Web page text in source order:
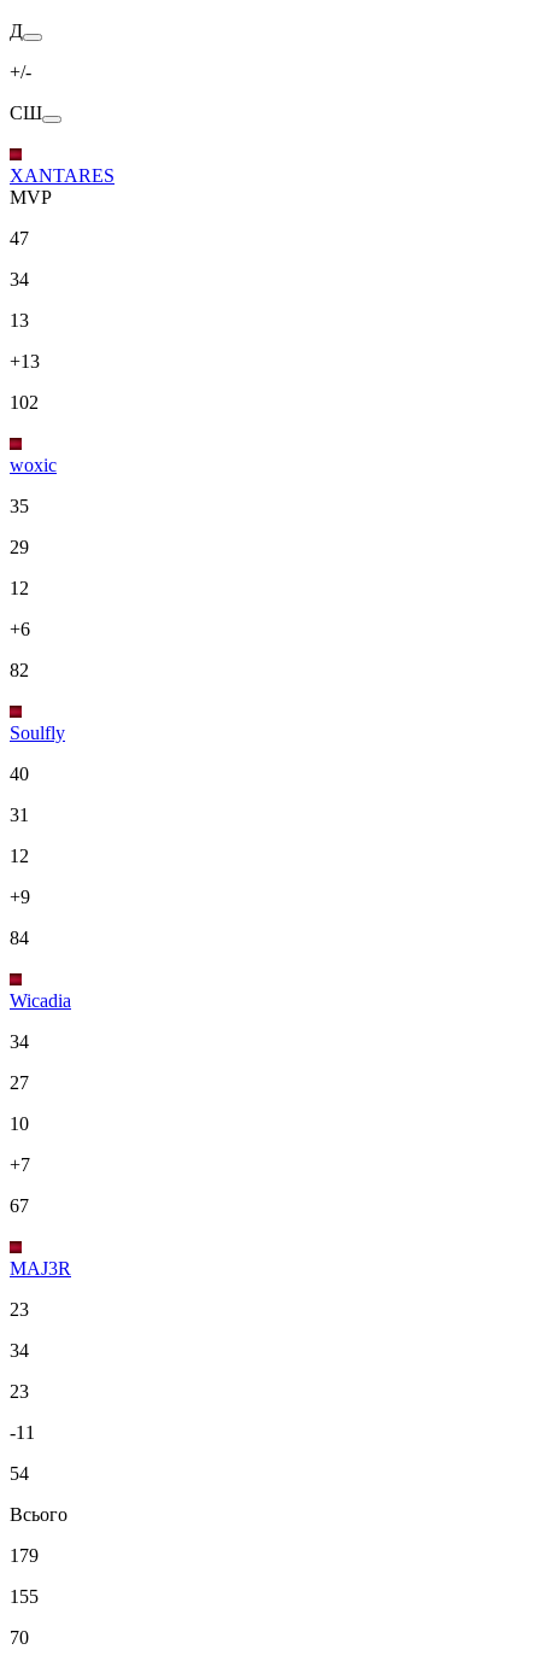
Д
+/-
СШ
XANTARES
MVP
47
34
13
+13
102
woxic
35
29
12
+6
82
Soulfly
40
31
12
+9
84
Wicadia
34
27
10
+7
67
MAJ3R
23
34
23
-11
54
Всього
179
155
70